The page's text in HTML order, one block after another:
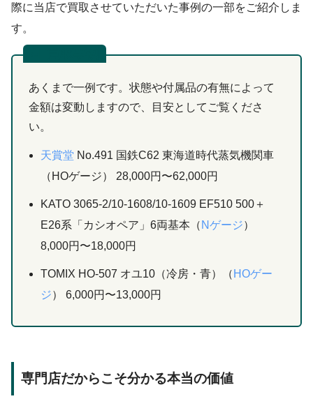
際に当店で買取させていただいた事例の一部をご紹介しま
す。
あくまで一例です。状態や付属品の有無によって
金額は変動しますので、目安としてご覧くださ
い。
天賞堂 No.491 国鉄C62 東海道時代蒸気機関車
（HOゲージ） 28,000円〜62,000円
KATO 3065-2/10-1608/10-1609 EF510 500＋
E26系「カシオペア」6両基本（ Nゲージ）
8,000円〜18,000円
TOMIX HO-507 オユ10（冷房・青）（ HOゲー
ジ） 6,000円〜13,000円
専門店だからこそ分かる本当の価値